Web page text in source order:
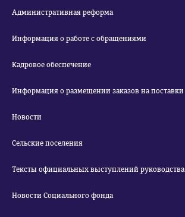
Административная реформа
Информация о работе с обращениями
Кадровое обеспечение
Информация о размещении заказов на поставки
Новости
Сельские поселения
Тексты официальных выступлений
Новости Социального фонда